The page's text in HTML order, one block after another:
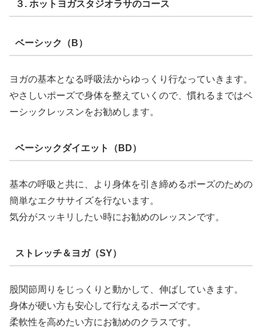
３. ホットヨガスタジオラサのコース
ベーシック（B）
ヨガの基本となる呼吸法からゆっくり行なっていきます。
やさしいポーズで身体を整えていくので、慣れるまではベ
ーシックレッスンをお勧めします。
ベーシックダイエット（BD）
基本の呼吸と共に、より身体を引き締めるポーズのための
簡単なエクササイズを行ないます。
気分がスッキリしたい時にお勧めのレッスンです。
ストレッチ＆ヨガ（SY）
股関節周りをじっくりと動かして、伸ばしていきます。
身体が硬い方も安心して行なえるポーズです。
柔軟性を高めたい方にお勧めのクラスです。